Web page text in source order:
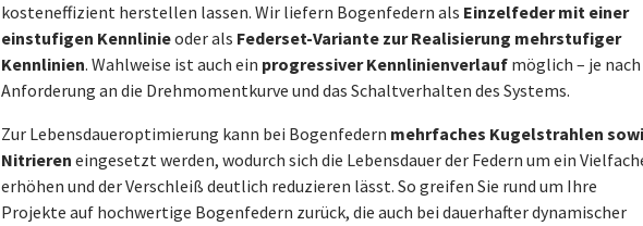
kosteneffizient herstellen lassen. Wir liefern Bogenfedern als Einzelfeder mit einer
einstufigen Kennlinieoder als Federset-Variante zur Realisierung mehrstufiger
Kennlinien. Wahlweise ist auch ein progressiver Kennlinienverlauf möglich – je nach
Anforderung an die Drehmomentkurve und das Schaltverhalten des Systems.
Zur Lebensdaueroptimierung kann bei Bogenfedern mehrfaches Kugelstrahlen
Nitrieren eingesetzt werden, wodurch sich die Lebensdauer der Federn um ein
erhöhen und der Verschleiß deutlich reduzieren lässt. So greifen Sie rund um Ihre
Projekte auf hochwertige Bogenfedern zurück, die auch bei dauerhafter dynamischer